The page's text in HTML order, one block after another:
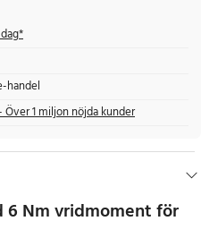
handel
Över 1 miljon nöjda kunder
Nm vridmoment för